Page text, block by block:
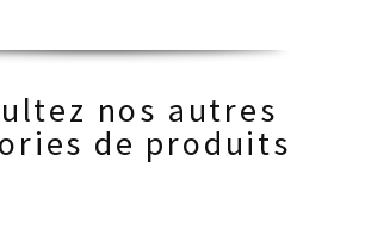
nos autres
de produits